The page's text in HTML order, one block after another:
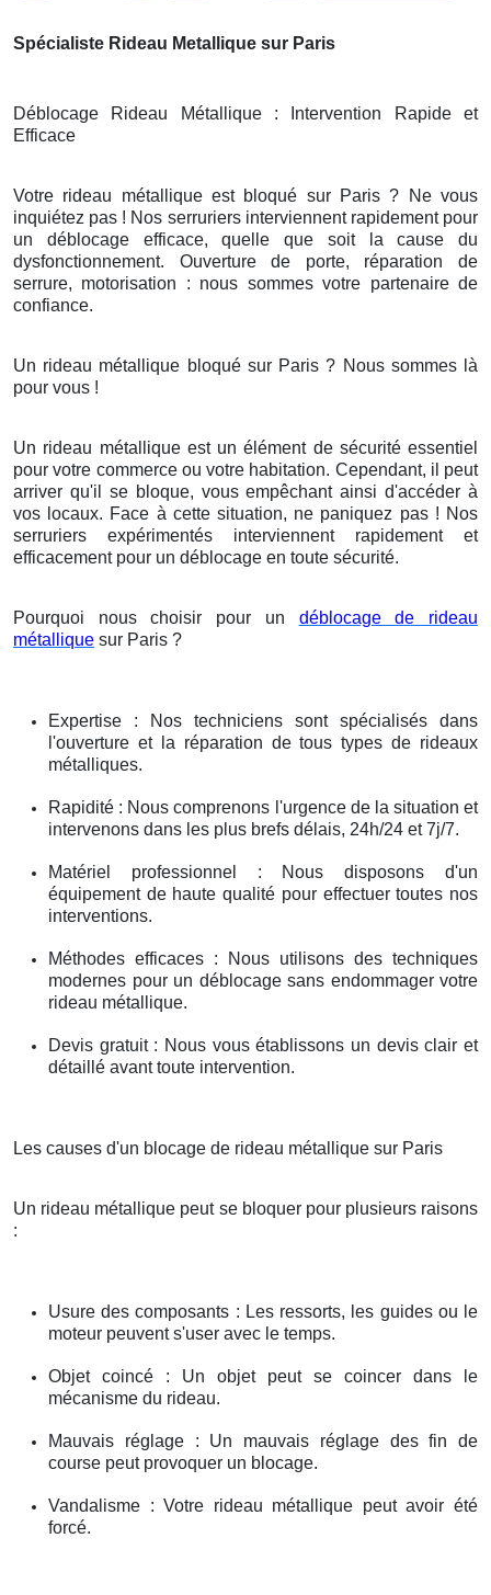
Spécialiste Rideau Metallique sur Paris
Déblocage Rideau Métallique : Intervention Rapide et
Efficace
Votre rideau métallique est bloqué sur Paris ? Ne vous
inquiétez pas ! Nos serruriers interviennent rapidement pour
un déblocage efficace, quelle que soit la cause du
dysfonctionnement. Ouverture de porte, réparation de
serrure, motorisation : nous sommes votre partenaire de
confiance.
Un rideau métallique bloqué sur Paris ? Nous sommes là
pour vous !
Un rideau métallique est un élément de sécurité essentiel
pour votre commerce ou votre habitation. Cependant, il peut
arriver qu'il se bloque, vous empêchant ainsi d'accéder à
vos locaux. Face à cette situation, ne paniquez pas ! Nos
serruriers expérimentés interviennent rapidement et
efficacement pour un déblocage en toute sécurité.
Pourquoi nous choisir pour un déblocage de rideau
métallique sur Paris ?
Expertise : Nos techniciens sont spécialisés dans
l'ouverture et la réparation de tous types de rideaux
métalliques.
Rapidité : Nous comprenons l'urgence de la situation et
intervenons dans les plus brefs délais, 24h/24 et 7j/7.
Matériel professionnel : Nous disposons d'un
équipement de haute qualité pour effectuer toutes nos
interventions.
Méthodes efficaces : Nous utilisons des techniques
modernes pour un déblocage sans endommager votre
rideau métallique.
Devis gratuit : Nous vous établissons un devis clair et
détaillé avant toute intervention.
Les causes d'un blocage de rideau métallique sur Paris
Un rideau métallique peut se bloquer pour plusieurs raisons
:
Usure des composants : Les ressorts, les guides ou le
moteur peuvent s'user avec le temps.
Objet coincé : Un objet peut se coincer dans le
mécanisme du rideau.
Mauvais réglage : Un mauvais réglage des fin de
course peut provoquer un blocage.
Vandalisme : Votre rideau métallique peut avoir été
forcé.